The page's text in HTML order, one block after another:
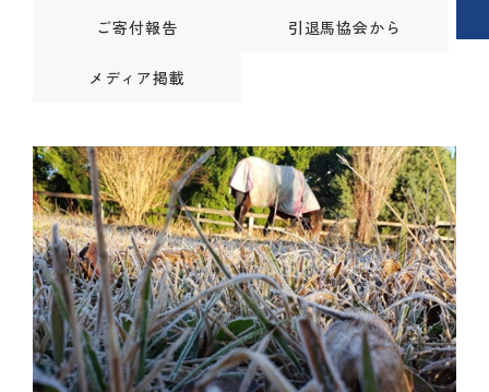
ご寄付報告 引退馬協会から
メディア掲載